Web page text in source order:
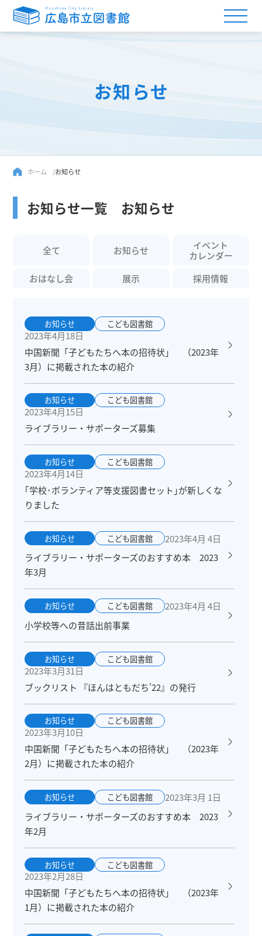
お知らせ
ホーム お知らせ
お知らせ一覧 お知らせ
全て お知らせ
イベント
カレンダー
おはなし会
展示 採用情報
お知らせ こども図書館
2023年4月18日
中国新聞「子どもたちへ本の招待状」 （2023年
3月）に掲載された本の紹介
お知らせ こども図書館
2023年4月15日
ライブラリー・サポーターズ募集
お知らせ こども図書館
2023年4月14日
｢学校･ボランティア等支援図書セット｣が新しくな
りました
お知らせ こども図書館
2023年4月 4日
ライブラリー・サポーターズのおすすめ本 2023
年3月
お知らせ こども図書館
2023年4月 4日
小学校等への昔話出前事業
お知らせ こども図書館
2023年3月31日
ブックリスト 『ほんはともだち'22』の発行
お知らせ こども図書館
2023年3月10日
中国新聞「子どもたちへ本の招待状」 （2023年
2月）に掲載された本の紹介
お知らせ こども図書館
2023年3月 1日
ライブラリー・サポーターズのおすすめ本 2023
年2月
お知らせ こども図書館
2023年2月28日
中国新聞「子どもたちへ本の招待状」 （2023年
1月）に掲載された本の紹介